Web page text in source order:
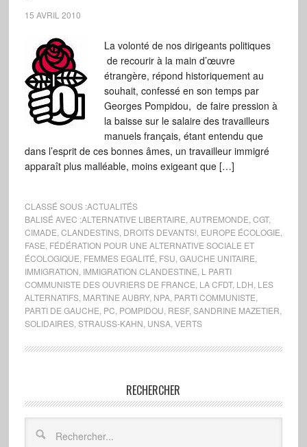
15 AVRIL 2010
La volonté de nos dirigeants politiques
de recourir à la main d’œuvre
étrangère, répond historiquement au
souhait, confessé en son temps par
Georges Pompidou, de faire pression à
la baisse sur le salaire des travailleurs
manuels français, étant entendu que
dans l’esprit de ces bonnes âmes, un travailleur immigré
apparaît plus malléable, moins exigeant que […]
CLASSÉ SOUS :ACTUALITÉS
BALISÉ AVEC :ALTERNATIVE LIBERTAIRE AUTREMONDE CGT,
CIMADE CLANDESTINS, DROITS DEVANTS! EUROPE ÉCOLOGIE
FASE FÉDÉRATION POUR UNE ALTERNATIVE SOCIALE ET
ÉCOLOGIQUE FEMMES EGALITÉ FSU GAUCHE UNITAIRE
IMMIGRATION IMMIGRATION CLANDESTINE L PARTI
COMMUNISTE DES OUVRIERS DE FRANCE LA CFDT, LDH LES
ALTERNATIFS, MARTINE AUBRY, NPA, PARTI COMMUNISTE
PARTI DE GAUCHE PC POMPIDOU RESF, SANDRINE MAZETIER
SOLIDAIRES, STRAUSS-KAHN UNSA, VERTS
RECHERCHER